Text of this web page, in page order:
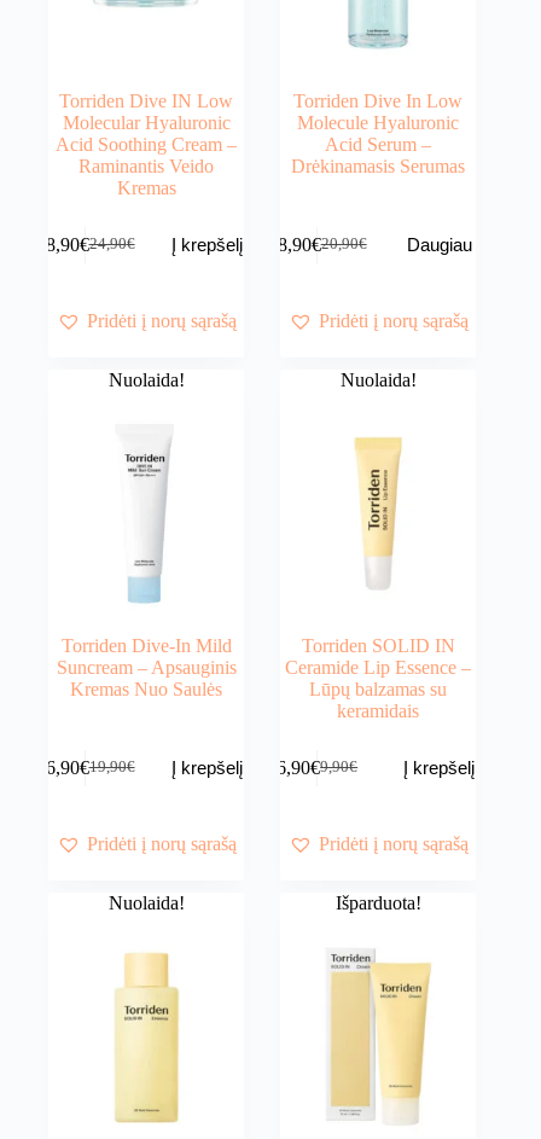
Torriden Dive IN Low
Molecular Hyaluronic
Acid Soothing Cream –
Raminantis Veido
Kremas
24,90€
Original
24,90€.
18,90€Current
18,90€.
Į krepšelį
Pridėti į norų sąrašą
Torriden Dive In Low
Molecule Hyaluronic
Acid Serum –
Drėkinamasis Serumas
20,90€
Original
20,90€.
18,90€Current
18,90€.
Daugiau
Pridėti į norų sąrašą
Nuolaida!
Torriden Dive-In Mild
Suncream – Apsauginis
Kremas Nuo Saulės
19,90€
Original
19,90€.
16,90€Current
16,90€.
Į krepšelį
Pridėti į norų sąrašą
Nuolaida!
Torriden SOLID IN
Ceramide Lip Essence –
Lūpų balzamas su
keramidais
9,90€
Original
9,90€.
6,90€Current
6,90€.
Į krepšelį
Pridėti į norų sąrašą
Nuolaida! Išparduota!